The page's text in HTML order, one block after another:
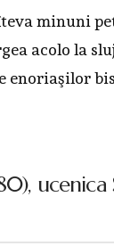
minuni
acolo la
enoriaşilor
ucenica